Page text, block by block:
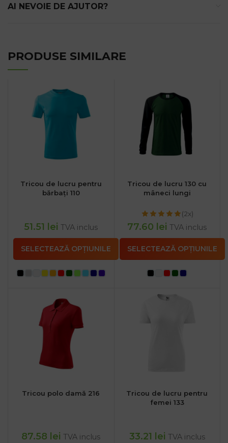
AI NEVOIE DE AJUTOR?
PRODUSE SIMILARE
Tricou de lucru pentru
bărbați 110
51.51 lei TVA inclus
SELECTEAZĂ OPȚIUNILE
Tricou de lucru 130 cu
mâneci lungi
(2x)
77.60 lei TVA inclus
SELECTEAZĂ OPȚIUNILE
Tricou polo damă 216
87.58 lei TVA inclus
Tricou de lucru pentru
femei 133
33.21 lei TVA inclus